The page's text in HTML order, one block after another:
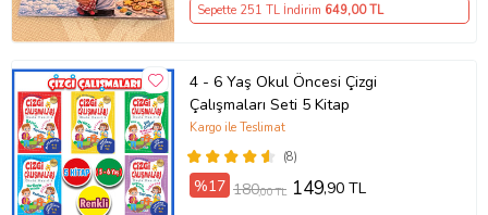
Sepette 251 TL İndirim 649,00 TL
4 - 6 Yaş Okul Öncesi Çizgi
Çalışmaları Seti 5 Kitap
(8)
Kargo ile Teslimat
%17 180,00 TL 149,90 TL